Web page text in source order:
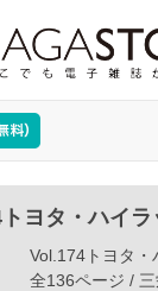
ヨタ・ハイラ
Vol.174トヨタ・
全136ページ /